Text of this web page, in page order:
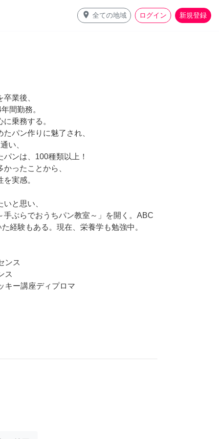
place 全ての地域 ログイン 新規登録
業後、
間勤務。
乗務する。
パン作りに魅了され、
い、
ンは、100種類以上！
ったことから、
実感。
と思い、
手ぶらでおうちパン教室～」を開く。ABC
経験もある。現在、栄養学も勉強中。
ンス
ス
キー講座ディプロマ